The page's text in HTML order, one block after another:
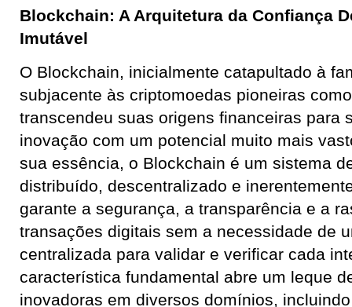
Blockchain: A Arquitetura da Confiança
Imutável
O Blockchain, inicialmente catapultado à
subjacente às criptomoedas pioneiras
transcendeu suas origens financeiras para
inovação com um potencial muito mais
sua essência, o Blockchain é um sistema
distribuído, descentralizado e
garante a segurança, a transparência e a
transações digitais sem a necessidade de
centralizada para validar e verificar cada
característica fundamental abre um leque
inovadoras em diversos domínios,